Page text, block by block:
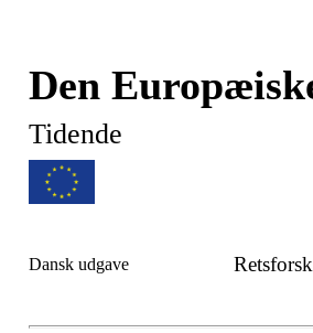
Den
Tidende
Dansk udgave